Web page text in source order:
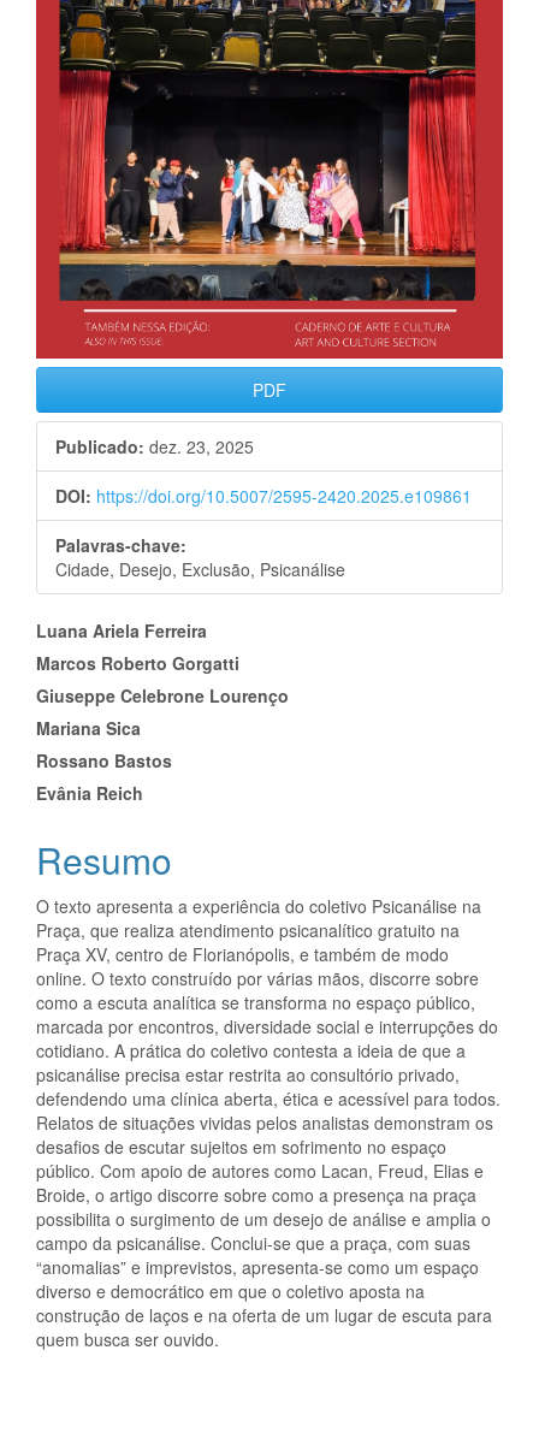
PDF
Publicado: dez. 23, 2025
DOI: https://doi.org/10.5007/2595-2420.2025.e109861
Palavras-chave:
Cidade, Desejo, Exclusão, Psicanálise
Conteúdo
do
artigo
principal
Luana Ariela Ferreira
Marcos Roberto Gorgatti
Giuseppe Celebrone Lourenço
Mariana Sica
Rossano Bastos
Evânia Reich
Resumo
O texto apresenta a experiência do coletivo Psicanálise na
Praça, que realiza atendimento psicanalítico gratuito na
Praça XV, centro de Florianópolis, e também de modo
online. O texto construído por várias mãos, discorre sobre
como a escuta analítica se transforma no espaço público,
marcada por encontros, diversidade social e interrupções do
cotidiano. A prática do coletivo contesta a ideia de que a
psicanálise precisa estar restrita ao consultório privado,
defendendo uma clínica aberta, ética e acessível para todos.
Relatos de situações vividas pelos analistas demonstram os
desafios de escutar sujeitos em sofrimento no espaço
público. Com apoio de autores como Lacan, Freud, Elias e
Broide, o artigo discorre sobre como a presença na praça
possibilita o surgimento de um desejo de análise e amplia o
campo da psicanálise. Conclui-se que a praça, com suas
“anomalias” e imprevistos, apresenta-se como um espaço
diverso e democrático em que o coletivo aposta na
construção de laços e na oferta de um lugar de escuta para
quem busca ser ouvido.